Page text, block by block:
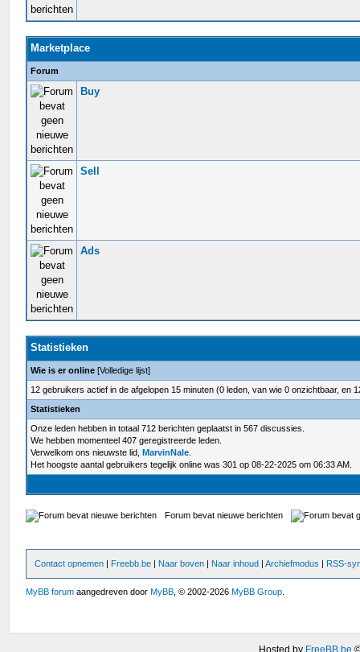
Marketplace
Forum
Buy
Sell
Ads
Statistieken
Wie is er online [Volledige lijst]
12 gebruikers actief in de afgelopen 15 minuten (0 leden, van wie 0 onzichtbaar, en
Statistieken
Onze leden hebben in totaal 712 berichten geplaatst in 567 discussies.
We hebben momenteel 407 geregistreerde leden.
Verwelkom ons nieuwste lid,MarvinNale
Het hoogste aantal gebruikers tegelijk online was 301 op 08-22-2025 om 06:33 AM.
Forum bevat nieuwe berichten
Contact opnemen | Freebb.be | Naar boven | Naar inhoud |Archiefmodus | RSS-
MyBB forum aangedreven doorMyBB , © 2002-2026MyBB Group
Hosted by FreeBB.be